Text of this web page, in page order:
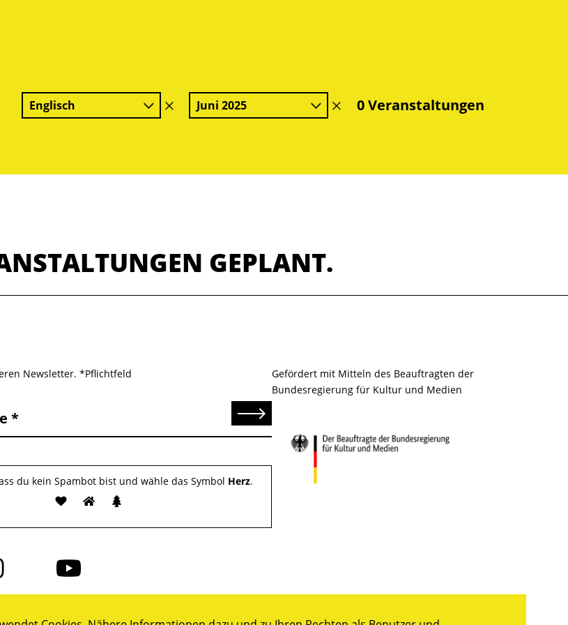
Englisch
Filter
löschen
Juni 2025
Filter0 Veranstaltungen
GEPLANT.
Newsletter. *Pflichtfeld
Senden
du kein Spambot bist und wähle das Symbol Herz.
Folge
uns
auf
Gefördert mit Mitteln des Beauftragten der
Bundesregierung für Kultur und Medien